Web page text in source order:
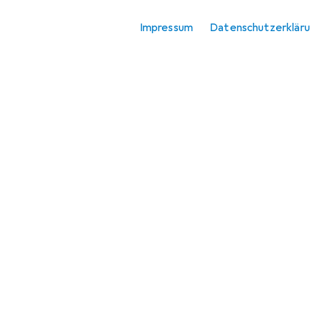
Impressum